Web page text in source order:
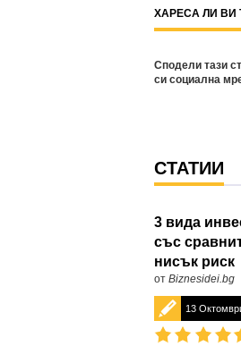
ХАРЕСА ЛИ ВИ
Сподели тази
си социална
СТАТИИ
3 вида
със
нисък риск
от Biznesidei.bg
13